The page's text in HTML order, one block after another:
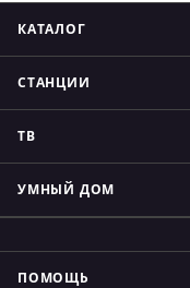
КАТАЛОГ
СТАНЦИИ
ТВ
УМНЫЙ ДОМ
ПОМОЩЬ